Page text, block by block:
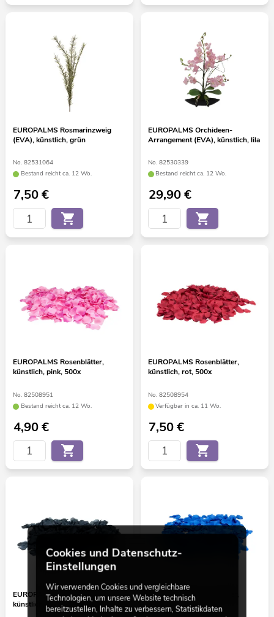
EUROPALMS Rosmarinzweig
(EVA), künstlich, grün
No. 82531064
Bestand reicht ca. 12 Wo.
7,50€
EUROPALMS Orchideen-
Arrangement (EVA), künstlich, lila
No. 82530339
Bestand reicht ca. 12 Wo.
29,90€
EUROPALMS Rosenblätter,
künstlich, pink, 500x
No. 82508951
Bestand reicht ca. 12 Wo.
4,90€
EUROPALMS Rosenblätter,
künstlich, rot, 500x
No. 82508954
Verfügbar in ca. 11 Wo.
7,50€
EUROPALMS Rosenblätter,
künstlich, schwarz, 500x
EUROPALMS Rosenblätter,
künstlich, blau, 500x
Cookies und Datenschutz-
Einstellungen
Wir verwenden Cookies und vergleichbare
Technologien, um unsere Website technisch
bereitzustellen, Inhalte zu verbessern, Statistikdaten